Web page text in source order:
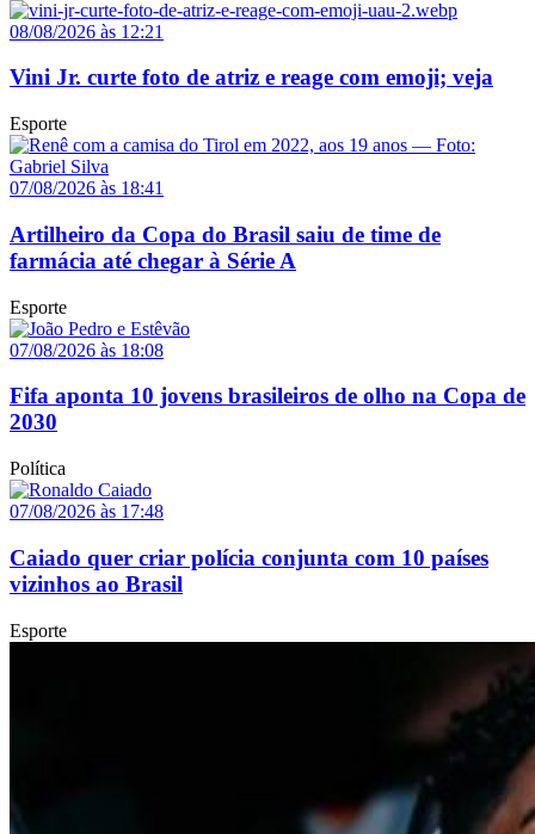
08/08/2026 às 12:21
Vini Jr. curte foto de atriz e reage com emoji; veja
Esporte
07/08/2026 às 18:41
Artilheiro da Copa do Brasil saiu de time de
farmácia até chegar à Série A
Esporte
07/08/2026 às 18:08
Fifa aponta 10 jovens brasileiros de olho na Copa de
2030
Política
07/08/2026 às 17:48
Caiado quer criar polícia conjunta com 10 países
vizinhos ao Brasil
Esporte